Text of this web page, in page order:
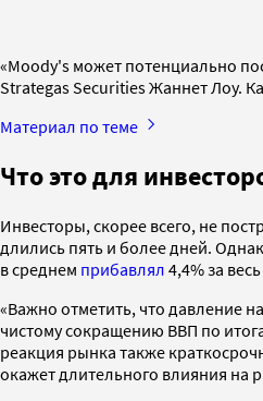
«Moody's может потенциально
Strategas Securities Жаннет Лоу.
Материал по теме
Что это для
Инвесторы, скорее всего, не
длились пять и более дней.
в среднем прибавлял 4,4% за
«Важно отметить, что давление
чистому сокращению ВВП по
реакция рынка также
окажет длительного влияния на